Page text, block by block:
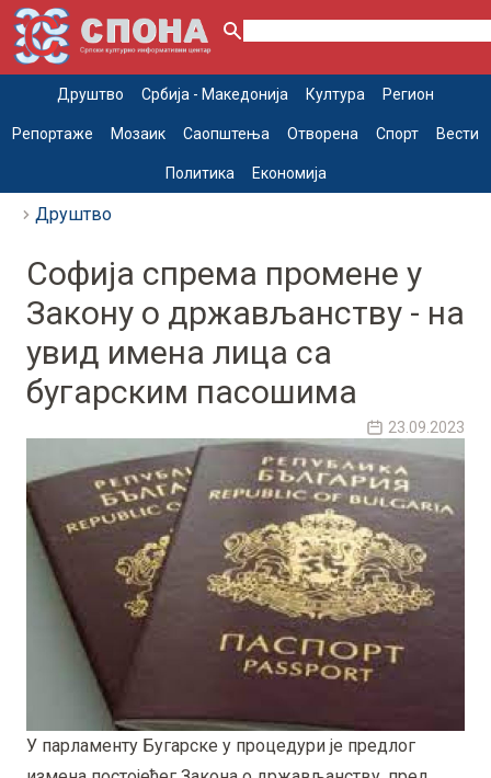
Друштво Србија - Македонија Култура Регион
Репортаже Мозаик Саопштења Отворена Спорт Вести
Политика Економија
Друштво
Софија спрема промене у
Закону о држављанству - на
увид имена лица са
бугарским пасошима
23.09.2023
У парламенту Бугарске у процедури је предлог